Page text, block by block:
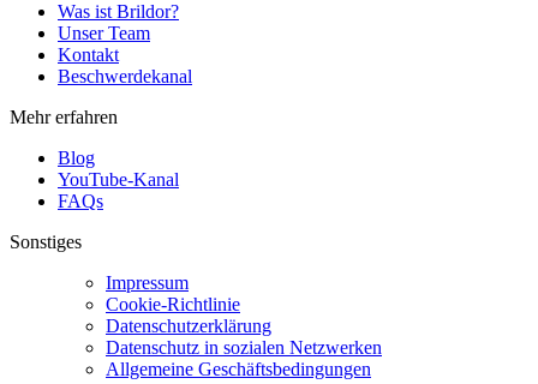
Was ist Brildor?
Unser Team
Kontakt
Beschwerdekanal
Mehr erfahren
Blog
YouTube-Kanal
FAQs
Sonstiges
Impressum
Cookie-Richtlinie
Datenschutzerklärung
Datenschutz in sozialen Netzwerken
Allgemeine Geschäftsbedingungen